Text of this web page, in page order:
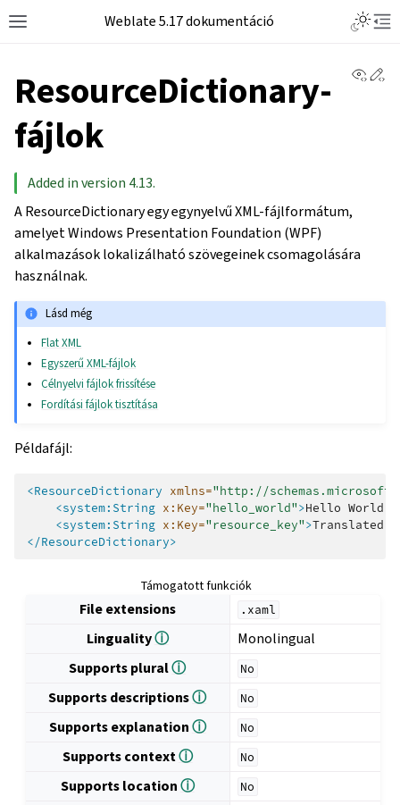
Weblate 5.17 dokumentáció
ResourceDictionary-
fájlok
Added in version 4.13.
A ResourceDictionary egy egynyelvű XML-fájlformátum,
amelyet Windows Presentation Foundation (WPF)
alkalmazások lokalizálható szövegeinek csomagolására
használnak.
Lásd még
Flat XML
Egyszerű XML-fájlok
Célnyelvi fájlok frissítése
Fordítási fájlok tisztítása
Példafájl:
<ResourceDictionary xmlns="http://
<system:String x:Key="hello_world">Hello World!
<system:String x:Key="resource_key">Translated
</ResourceDictionary>
Támogatott funkciók
File extensions .xaml
Lingualityⓘ
Monolingual
Supports pluralⓘ No
Supports descriptionsⓘ No
Supports explanationⓘ No
Supports contextⓘ No
Supports locationⓘ No